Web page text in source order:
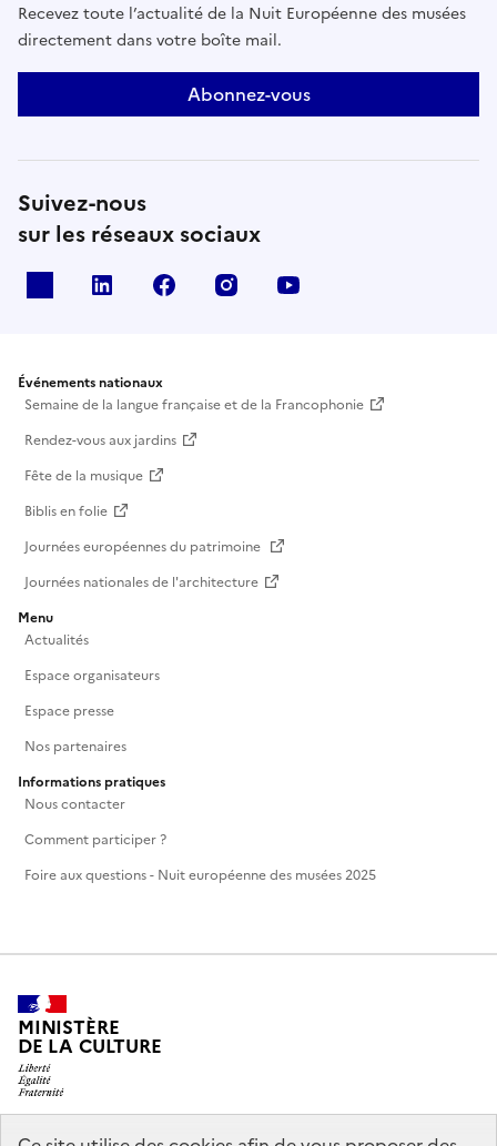
Recevez toute l’actualité de la Nuit Européenne des musées
directement dans votre boîte mail.
Abonnez-vous
Suivez-nous
sur les réseaux sociaux
Linkedin Facebook Instagram
Événements nationaux
Semaine de la langue française et de la Francophonie
Rendez-vous aux jardins
Fête de la musique
Biblis en folie
Journées européennes du patrimoine
Journées nationales de l'architecture
Menu
Actualités
Espace organisateurs
Espace presse
Nos partenaires
Informations pratiques
Nous contacter
Comment participer ?
Foire aux questions - Nuit européenne des musées 2025
MINISTÈRE
DE LA CULTURE